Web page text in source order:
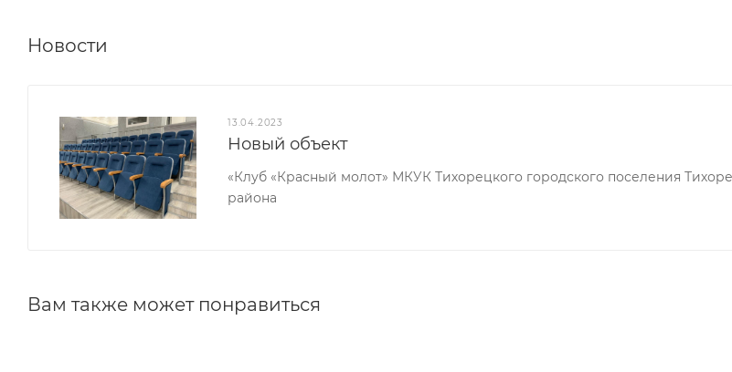
Новости
13.04.2023
Новый объект
«Клуб «Красный молот» МКУК Тихорецкого городского поселения
района
Вам также может понравиться